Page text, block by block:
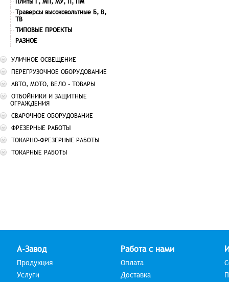
Траверсы высоковольтные Б, В,
ТВ
ТИПОВЫЕ ПРОЕКТЫ
РАЗНОЕ
УЛИЧНОЕ ОСВЕЩЕНИЕ
ПЕРЕГРУЗОЧНОЕ ОБОРУДОВАНИЕ
АВТО, МОТО, ВЕЛО - ТОВАРЫ
ОТБОЙНИКИ И ЗАЩИТНЫЕ
ОГРАЖДЕНИЯ
СВАРОЧНОЕ ОБОРУДОВАНИЕ
ФРЕЗЕРНЫЕ РАБОТЫ
ТОКАРНО-ФРЕЗЕРНЫЕ РАБОТЫ
ТОКАРНЫЕ РАБОТЫ
А-Завод
Продукция
Услуги
Работа с нами
Оплата
Доставка